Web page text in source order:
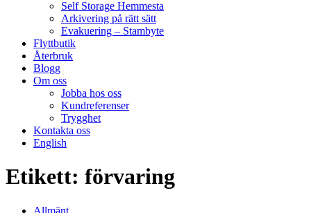
Self Storage Hemmesta
Arkivering på rätt sätt
Evakuering – Stambyte
Flyttbutik
Återbruk
Blogg
Om oss
Jobba hos oss
Kundreferenser
Trygghet
Kontakta oss
English
Etikett: förvaring
Allmänt